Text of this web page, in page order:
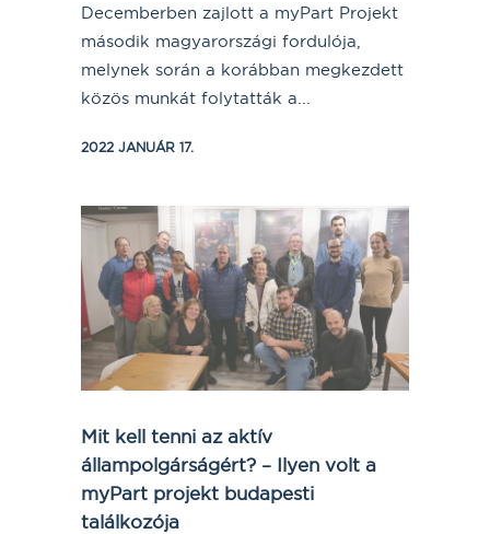
Decemberben zajlott a myPart Projekt
második magyarországi fordulója,
melynek során a korábban megkezdett
közös munkát folytatták a...
2022 JANUÁR 17.
Mit kell tenni az aktív
állampolgárságért? – Ilyen volt a
myPart projekt budapesti
találkozója